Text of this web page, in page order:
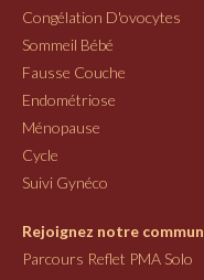
Congélation D'ovocytes
Sommeil Bébé
Fausse Couche
Endométriose
Ménopause
Cycle
Suivi Gynéco
Rejoignez notre
Parcours Reflet PMA Solo